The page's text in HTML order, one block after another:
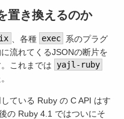
置き換えるのか
、各種 exec 系のプラグ
流れてくるJSONの断片を
これまでは yajl-ruby
ている Ruby の C API はす
の Ruby 4.1 ではついにそ